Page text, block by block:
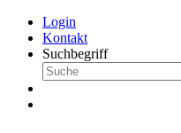
Login
Kontakt
Suchbegriff